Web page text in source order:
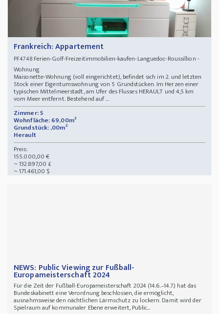
Frankreich: Appartement
PF4748Ferien-Golf-Freizeitimmobilien-kaufen-Languedoc-Roussillion -
Wohnung
Maisonette-Wohnung (voll eingerichtet), befindet sich im 2. und letzten
Stock einer Eigentumswohnung von 5 Grundstücken. Im Herzen einer
typischen Mittelmeerstadt, am Ufer des Flusses HERAULT und 4,5 km
vom Meer entfernt. Bestehend auf ...
Zimmer: 5
Wohnfläche: 69,00m²
Grundstück: ,00m²
Herault
Preis:
155.000,00 €
~ 132.897,00 £
~ 171.461,00 $
NEWS: Public Viewing zur Fußball-
Europameisterschaft 2024
Für die Zeit der Fußball-Europameisterschaft 2024 (14.6.–14.7.) hat das
Bundeskabinett eine Verordnung beschlossen, die ermöglicht,
ausnahmsweise den nächtlichen Lärmschutz zu lockern. Damit wird der
Spielraum auf kommunaler Ebene erweitert, Public...